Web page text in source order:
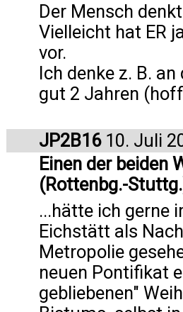
Der Mensch
Vielleicht hat ER
vor.
Ich denke z. B.
gut 2 Jahren
JP2B1610. Juli
Einen der beiden
(Rottenbg.-
...hätte ich gerne
Eichstätt als
Metropolie
neuen Pontifikat
gebliebenen"